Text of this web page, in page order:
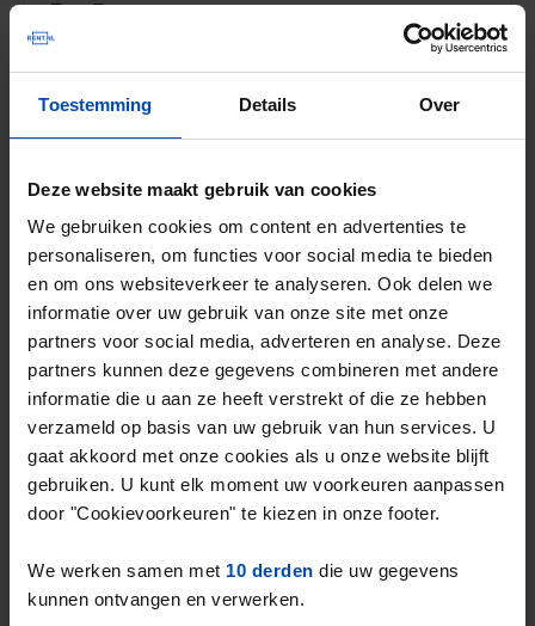
Toestemming Details Over
Deze website maakt gebruik van cookies
We gebruiken cookies om content en advertenties te
personaliseren, om functies voor social media te bieden
en om ons websiteverkeer te analyseren. Ook delen we
informatie over uw gebruik van onze site met onze
partners voor social media, adverteren en analyse. Deze
partners kunnen deze gegevens combineren met andere
informatie die u aan ze heeft verstrekt of die ze hebben
verzameld op basis van uw gebruik van hun services. U
gaat akkoord met onze cookies als u onze website blijft
gebruiken. U kunt elk moment uw voorkeuren aanpassen
door "Cookievoorkeuren" te kiezen in onze footer.
We werken samen met 10 derden die uw gegevens
kunnen ontvangen en verwerken.
De Ruyterstraat
Hoogeveen
€ 519
2 maanden, 2 weken geleden gevonden
Gevonden op: Gnagnagna.nl
96m²
4 kamers
⚡️ Deze woning is waarschijnlijk al weg
Reageer binnen 15 minuten om kans te maken. Met
Rent.nl ben je altijd als eerste!
Mis de volgende niet →